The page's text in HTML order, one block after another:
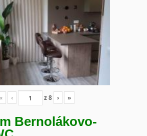
‹ z8 › »
Bernolákovo-